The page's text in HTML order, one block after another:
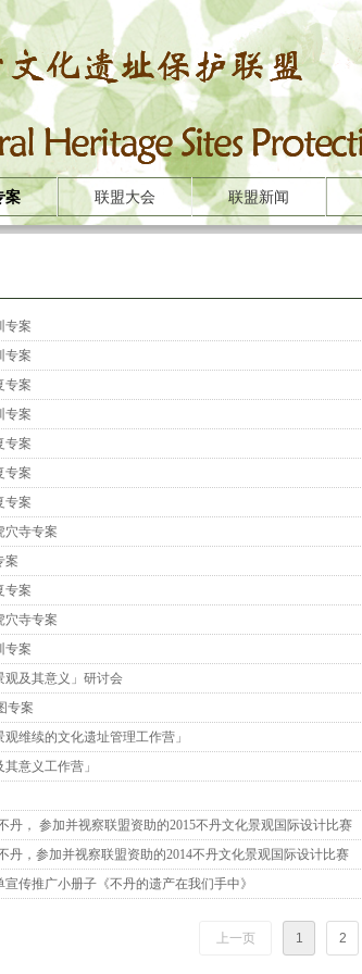
案 联盟大会 联盟新闻
专案
专案
专案
专案
专案
专案
专案
穴寺专案
案
专案
穴寺专案
专案
观及其意义」研讨会
专案
维续的文化遗址管理工作营」
意义工作营」
丹， 参加并视察联盟资助的2015不丹文化景观国际设计比赛
丹，参加并视察联盟资助的2014不丹文化景观国际设计比赛
传推广小册子《不丹的遗产在我们手中》
上一页 1 2